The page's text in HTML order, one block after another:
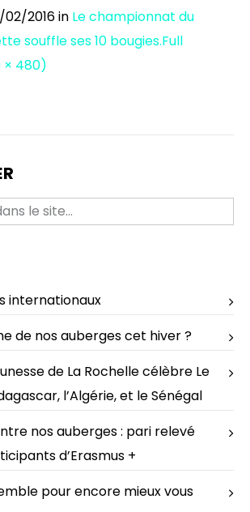
02/2016in Le championnat du
souffle ses 10 bougies.Full
× 480)
internationaux
de nos auberges cet hiver ?
de La Rochelle célèbre Le
l’Algérie, et le Sénégal
nos auberges : pari relevé
d’Erasmus +
pour encore mieux vous